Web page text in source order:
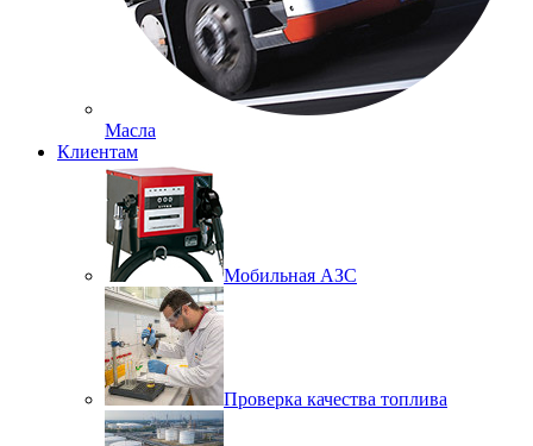
Масла
Клиентам
Мобильная АЗС
Проверка качества топлива